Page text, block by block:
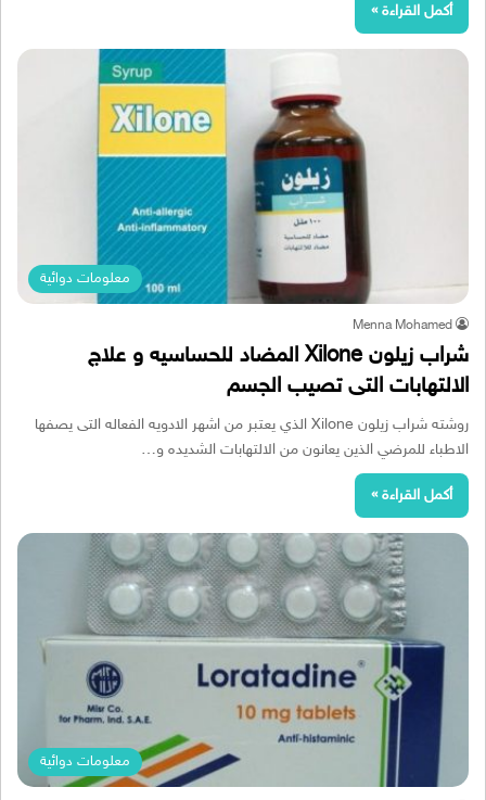
أكمل القراءة »
معلومات دوائية
Menna Mohamed
شراب زيلون Xilone المضاد للحساسيه و علاج
الالتهابات التى تصيب الجسم
روشته شراب زيلون Xilone الذي يعتبر من اشهر الادويه الفعاله التى يصفها
الاطباء للمرضي الذين يعانون من الالتهابات الشديده و…
أكمل القراءة »
معلومات دوائية